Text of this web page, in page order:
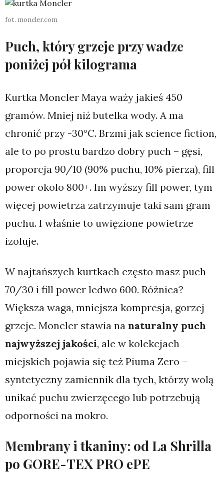
fot. moncler.com
Puch, który grzeje przy wadze
poniżej pół kilograma
Kurtka Moncler Maya waży jakieś 450
gramów. Mniej niż butelka wody. A ma
chronić przy -30°C. Brzmi jak science fiction,
ale to po prostu bardzo dobry puch – gęsi,
proporcja 90/10 (90% puchu, 10% pierza), fill
power okolo 800+. Im wyższy fill power, tym
więcej powietrza zatrzymuje taki sam gram
puchu. I właśnie to uwięzione powietrze
izoluje.
W najtańszych kurtkach często masz puch
70/30 i fill power ledwo 600. Różnica?
Większa waga, mniejsza kompresja, gorzej
grzeje. Moncler stawia na naturalny puch
najwyższej jakości, ale w kolekcjach
miejskich pojawia się też Piuma Zero –
syntetyczny zamiennik dla tych, którzy wolą
unikać puchu zwierzęcego lub potrzebują
odporności na mokro.
Membrany i tkaniny: od La Shrilla
po GORE-TEX PRO ePE